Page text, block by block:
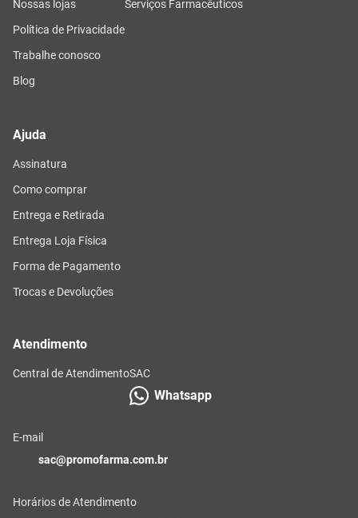
Nossas lojas
Política de Privacidade
Trabalhe conosco
Blog
Serviços Farmacêuticos
Ajuda
Assinatura
Como comprar
Entrega e Retirada
Entrega Loja Física
Forma de Pagamento
Trocas e Devoluções
Atendimento
Central de AtendimentoSAC
Whatsapp
E-mail
sac@promofarma.com.br
Horários de Atendimento